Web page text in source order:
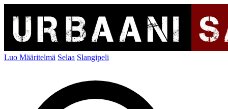
Luo Määritelmä Selaa Slangipeli